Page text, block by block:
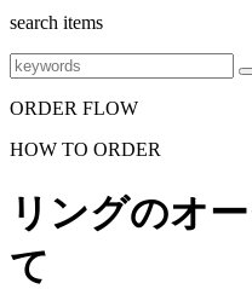
search items
ORDER FLOW
HOW TO ORDER
リングのオ
て